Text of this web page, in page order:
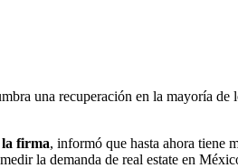
una recuperación en la mayoría de
firma, informó que hasta ahora tiene
la demanda de real estate en